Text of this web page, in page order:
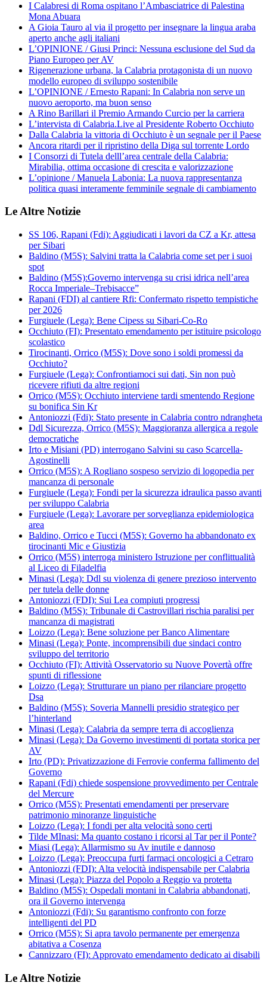
I Calabresi di Roma ospitano l’Ambasciatrice di Palestina
Mona Abuara
A Gioia Tauro al via il progetto per insegnare la lingua araba
aperto anche agli italiani
L’OPINIONE / Giusi Princi: Nessuna esclusione del Sud da
Piano Europeo per AV
Rigenerazione urbana, la Calabria protagonista di un nuovo
modello europeo di sviluppo sostenibile
L’OPINIONE / Ernesto Rapani: In Calabria non serve un
nuovo aeroporto, ma buon senso
A Rino Barillari il Premio Armando Curcio per la carriera
L’intervista di Calabria.Live al Presidente Roberto Occhiuto
Dalla Calabria la vittoria di Occhiuto è un segnale per il Paese
Ancora ritardi per il ripristino della Diga sul torrente Lordo
I Consorzi di Tutela delll’area centrale della Calabria:
Mirabilia, ottima occasione di crescita e valorizzazione
L’opinione / Manuela Labonia: La nuova rappresentanza
politica quasi interamente femminile segnale di cambiamento
Le Altre Notizie
SS 106, Rapani (Fdi): Aggiudicati i lavori da CZ a Kr, attesa
per Sibari
Baldino (M5S): Salvini tratta la Calabria come set per i suoi
spot
Baldino (M5S):Governo intervenga su crisi idrica nell’area
Rocca Imperiale–Trebisacce”
Rapani (FDI) al cantiere Rfi: Confermato rispetto tempistiche
per 2026
Furgiuele (Lega): Bene Cipess su Sibari-Co-Ro
Occhiuto (FI): Presentato emendamento per istituire psicologo
scolastico
Tirocinanti, Orrico (M5S): Dove sono i soldi promessi da
Occhiuto?
Furgiuele (Lega): Confrontiamoci sui dati, Sin non può
ricevere rifiuti da altre regioni
Orrico (M5S): Occhiuto interviene tardi smentendo Regione
su bonifica Sin Kr
Antoniozzi (Fdi): Stato presente in Calabria contro ndrangheta
Ddl Sicurezza, Orrico (M5S): Maggioranza allergica a regole
democratiche
Irto e Misiani (PD) interrogano Salvini su caso Scarcella-
Agostinelli
Orrico (M5S): A Rogliano sospeso servizio di logopedia per
mancanza di personale
Furgiuele (Lega): Fondi per la sicurezza idraulica passo avanti
per sviluppo Calabria
Furgiuele (Lega): Lavorare per sorveglianza epidemiologica
area
Baldino, Orrico e Tucci (M5S): Governo ha abbandonato ex
tirocinanti Mic e Giustizia
Orrico (M5S) interroga ministero Istruzione per conflittualità
al Liceo di Filadelfia
Minasi (Lega): Ddl su violenza di genere prezioso intervento
per tutela delle donne
Antoniozzi (FDI): Sui Lea compiuti progressi
Baldino (M5S): Tribunale di Castrovillari rischia paralisi per
mancanza di magistrati
Loizzo (Lega): Bene soluzione per Banco Alimentare
Minasi (Lega): Ponte, incomprensibili due sindaci contro
sviluppo del territorio
Occhiuto (FI): Attività Osservatorio su Nuove Povertà offre
spunti di riflessione
Loizzo (Lega): Strutturare un piano per rilanciare progetto
Dsa
Baldino (M5S): Soveria Mannelli presidio strategico per
l’hinterland
Minasi (Lega): Calabria da sempre terra di accoglienza
Minasi (Lega): Da Governo investimenti di portata storica per
AV
Irto (PD): Privatizzazione di Ferrovie conferma fallimento del
Governo
Rapani (Fdi) chiede sospensione provvedimento per Centrale
del Mercure
Orrico (M5S): Presentati emendamenti per preservare
patrimonio minoranze linguistiche
Loizzo (Lega): I fondi per alta velocità sono certi
Tilde MInasi: Ma quanto costano i ricorsi al Tar per il Ponte?
Miasi (Lega): Allarmismo su Av inutile e dannoso
Loizzo (Lega): Preoccupa furti farmaci oncologici a Cetraro
Antoniozzi (FDI): Alta velocità indispensabile per Calabria
Minasi (Lega): Piazza del Popolo a Reggio va protetta
Baldino (M5S): Ospedali montani in Calabria abbandonati,
ora il Governo intervenga
Antoniozzi (Fdi): Su garantismo confronto con forze
intelligenti del PD
Orrico (M5S): Si apra tavolo permanente per emergenza
abitativa a Cosenza
Cannizzaro (FI): Approvato emendamento dedicato ai disabili
Le Altre Notizie